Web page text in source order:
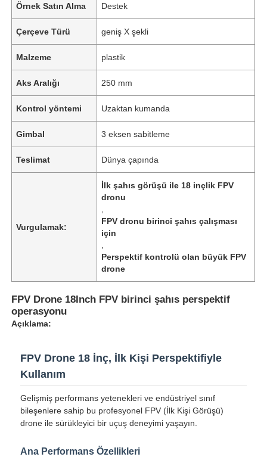
Ana Sayfa
Ürünler
Hakkımızda
Örnek Satın Alma Destek
Çerçeve Türü geniş X şekli
Malzeme plastik
Aks Aralığı 250 mm
Kontrol yöntemi Uzaktan kumanda
Gimbal 3 eksen sabitleme
Teslimat Dünya çapında
Vurgulamak:
İlk şahıs görüşü ile 18 inçlik FPV
dronu
FPV dronu birinci şahıs çalışması
için
Perspektif kontrolü olan büyük FPV
drone
FPV Drone 18Inch FPV birinci şahıs perspektif
operasyonu
Açıklama:
FPV Drone 18 İnç, İlk Kişi Perspektifiyle
Kullanım
Gelişmiş performans yetenekleri ve endüstriyel sınıf
bileşenlere sahip bu profesyonel FPV (İlk Kişi Görüşü)
drone ile sürükleyici bir uçuş deneyimi yaşayın.
Ana Performans Özellikleri